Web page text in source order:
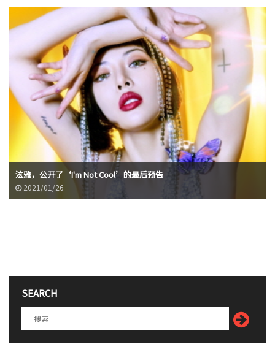
泫雅，公开了‘I'm Not Cool’的最后预告
2021/01/26
SEARCH